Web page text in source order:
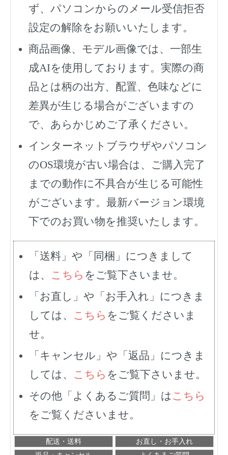
ず、 パソコンからのメール受信拒否
設定の解除をお願いいたします。
商品画像、モデル画像では、一部生
成AIを使用しております。実際の商
品とは柄の出方、配置、色味などに
差異が生じる場合がございますの
で、あらかじめご了承ください。
インターネットブラウザやパソコン
のOS環境が古い場合は、ご購入完了
までの動作に不具合が生じる可能性
がございます。最新バージョン環境
下でのお買い物を推奨いたします。
「送料」や「同梱」につきまして
は、 こちら をご覧下さいませ。
「お直し」や「お手入れ」につきま
しては、 こちら をご覧くださいま
せ。
「キャンセル」や「返品」につきま
しては、 こちら をご覧下さいませ。
その他「よくあるご質問」は こちら
をご覧くださいませ。
配送・送料
お直し・お手入れ